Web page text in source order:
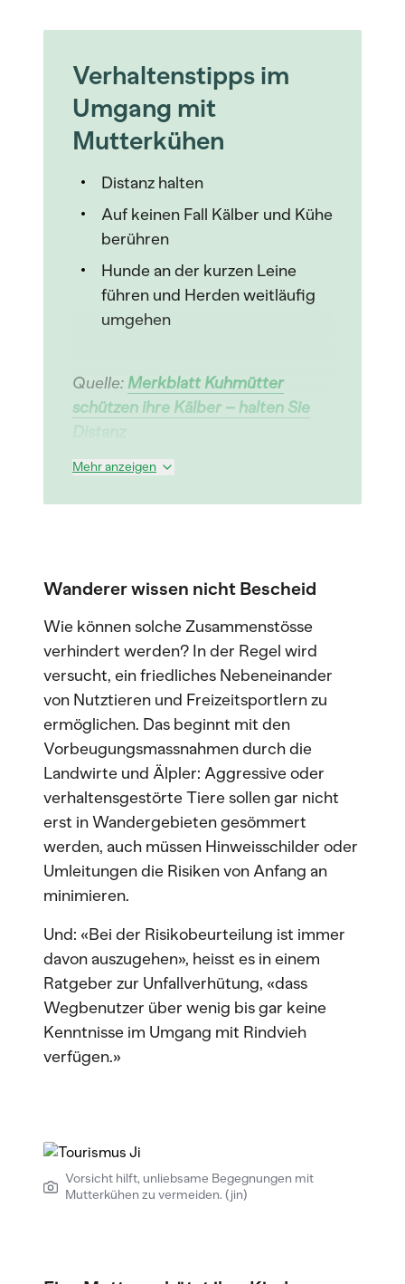
Verhaltenstipps im
Umgang mit
Mutterkühen
Distanz halten
Auf keinen Fall Kälber und Kühe
berühren
Hunde an der kurzen Leine
führen und Herden weitläufig
umgehen
Quelle: Merkblatt Kuhmütter
schützen ihre Kälber – halten Sie
Distanz
Mehr anzeigen
Wanderer wissen nicht Bescheid
Wie können solche Zusammenstösse
verhindert werden? In der Regel wird
versucht, ein friedliches Nebeneinander
von Nutztieren und Freizeitsportlern zu
ermöglichen. Das beginnt mit den
Vorbeugungsmassnahmen durch die
Landwirte und Älpler: Aggressive oder
verhaltensgestörte Tiere sollen gar nicht
erst in Wandergebieten gesömmert
werden, auch müssen Hinweisschilder oder
Umleitungen die Risiken von Anfang an
minimieren.
Und: «Bei der Risikobeurteilung ist immer
davon auszugehen», heisst es in einem
Ratgeber zur Unfallverhütung, «dass
Wegbenutzer über wenig bis gar keine
Kenntnisse im Umgang mit Rindvieh
verfügen.»
Vorsicht hilft, unliebsame Begegnungen mit
Mutterkühen zu vermeiden. (jin)